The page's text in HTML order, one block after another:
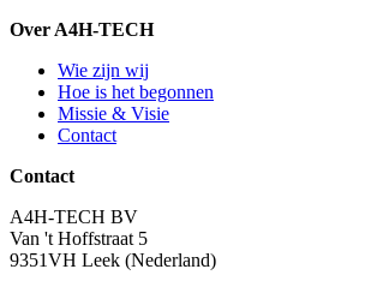
Over A4H-TECH
Wie zijn wij
Hoe is het begonnen
Missie & Visie
Contact
Contact
A4H-TECH BV
Van 't Hoffstraat 5
9351VH Leek (Nederland)